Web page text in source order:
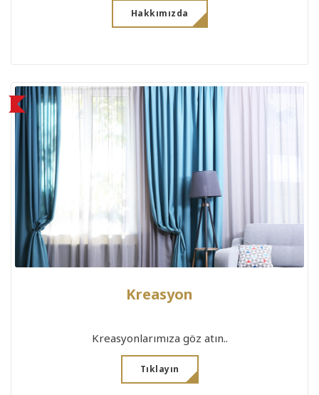
Hakkımızda
Kreasyon
Kreasyonlarımıza göz atın..
Tıklayın